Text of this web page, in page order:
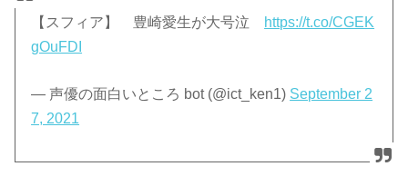
【スフィア】 豊崎愛生が大号泣
https://t.co/CGEK
gOuFDI
— 声優の面白いところ bot (@ict_ken1) September 2
7, 2021